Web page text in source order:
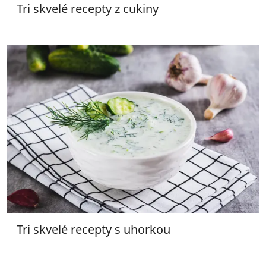
Tri skvelé recepty z cukiny
Tri skvelé recepty s uhorkou